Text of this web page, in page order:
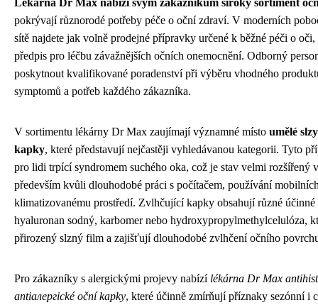
Lékárna Dr Max nabízí svým zákazníkům široký sortiment
pokrývají různorodé potřeby péče o oční zdraví. V moderních
sítě najdete jak volně prodejné přípravky určené k běžné péči o
předpis pro léčbu závažnějších očních onemocnění. Odborný
poskytnout kvalifikované poradenství při výběru vhodného
symptomů a potřeb každého zákazníka.
V sortimentu lékárny Dr Max zaujímají významné místo umělé
kapky, které představují nejčastěji vyhledávanou kategorii. Tyto
pro lidi trpící syndromem suchého oka, což je stav velmi rozšířený
především kvůli dlouhodobé práci s počítačem, používání
klimatizovanému prostředí. Zvlhčující kapky obsahují různé
hyaluronan sodný, karbomer nebo hydroxypropylmethylcelulóza,
přirozený slzný film a zajišťují dlouhodobé zvlhčení očního
Pro zákazníky s alergickými projevy nabízí lékárna Dr Max
antiалергické oční kapky, které účinně zmírňují příznaky sezónní i